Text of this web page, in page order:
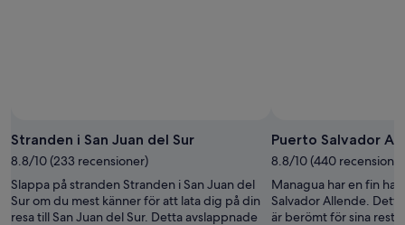
Stranden i San Juan del Sur
8.8/10 (233 recensioner)
Slappa på stranden Stranden i San Juan del
Sur om du mest känner för att lata dig på din
resa till San Juan del Sur. Detta avslappnade
Puerto Salvador
8.8/10 (440
Managua har en fin
Salvador Allende.
är berömt för sina